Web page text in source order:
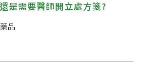
是需要醫師開立處方箋?
品